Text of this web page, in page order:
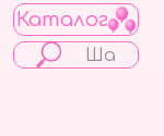
Каталог